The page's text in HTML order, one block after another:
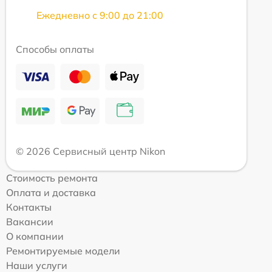
Ежедневно с 9:00 до 21:00
Способы оплаты
© 2026 Сервисный центр Nikon
Стоимость ремонта
Оплата и доставка
Контакты
Вакансии
О компании
Ремонтируемые модели
Наши услуги